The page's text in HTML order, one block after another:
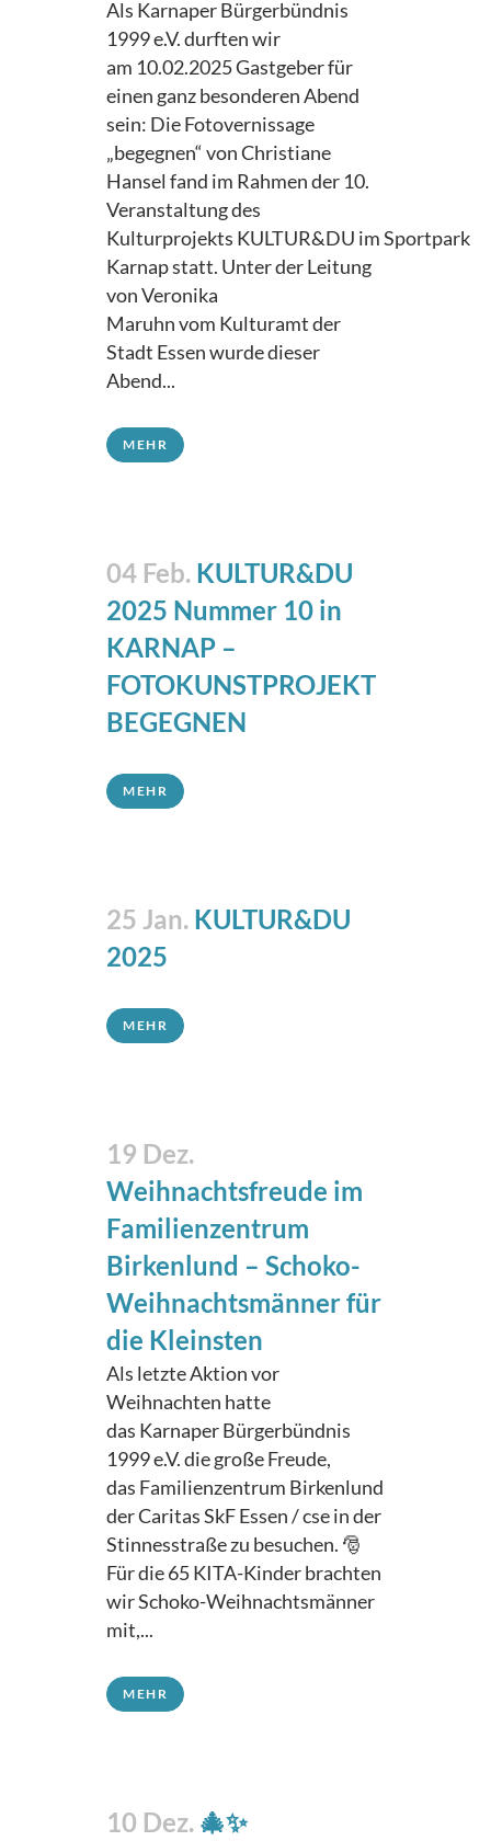
Als Karnaper Bürgerbündnis
1999 e.V. durften wir
am 10.02.2025 Gastgeber für
einen ganz besonderen Abend
sein: Die Fotovernissage
„begegnen“ von Christiane
Hansel fand im Rahmen der 10.
Veranstaltung des
Kulturprojekts KULTUR&DU im Sportpark
Karnap statt. Unter der Leitung
von Veronika
Maruhn vom Kulturamt der
Stadt Essen wurde dieser
Abend...
MEHR
04 Feb. KULTUR&DU
2025 Nummer 10 in
KARNAP –
FOTOKUNSTPROJEKT
BEGEGNEN
MEHR
25 Jan. KULTUR&DU
2025
MEHR
19 Dez.
Weihnachtsfreude im
Familienzentrum
Birkenlund – Schoko-
Weihnachtsmänner für
die Kleinsten
Als letzte Aktion vor
Weihnachten hatte
das Karnaper Bürgerbündnis
1999 e.V. die große Freude,
das Familienzentrum Birkenlund
der Caritas SkF Essen / cse in der
Stinnesstraße zu besuchen. 🎅
Für die 65 KITA-Kinder brachten
wir Schoko-Weihnachtsmänner
mit,...
MEHR
10 Dez. 🎄✨